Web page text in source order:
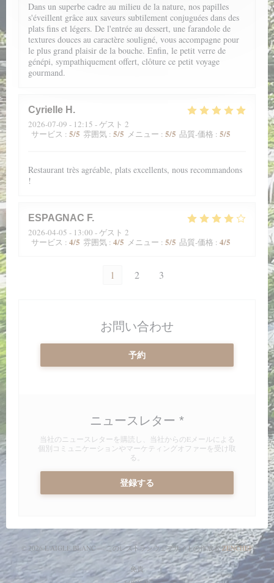
Dans un superbe cadre au milieu de la nature, nos papilles
s'éveillent grâce aux saveurs subtilement conjuguées dans des
plats fins et légers. De l'entrée au dessert, une farandole de
textures douces au caractère souligné, vous accompagne pour
le plus grand plaisir de la bouche. Enfin, le petit verre de
génépi, sympathiquement offert, clôture ce petit voyage
gourmand.
Cyrielle H
2026-07-09 - 12:15 - ゲスト 2
サービス : 5/5 雰囲気 : 5/5 メニュー : 5/5 品質-価格 : 5/5
Restaurant très agréable, plats excellents, nous recommandons
!
ESPAGNAC F
2026-04-05 - 13:00 - ゲスト 2
サービス : 4/5 雰囲気 : 4/5 メニュー : 5/5 品質-価格 : 4/5
1 2 3
お問い合わせ
予約
ニュースレター *
当社のニュースレターを購読し、当社からのEメールによる
個別コミュニケーションやマーケティングオファーを受け取
る。
登録する
© 2026 L'AIGLE BLANC — このレストランウェブサイトの作成者ZENCHEF((新し
免責 ((新しいウィンドウで開きます))